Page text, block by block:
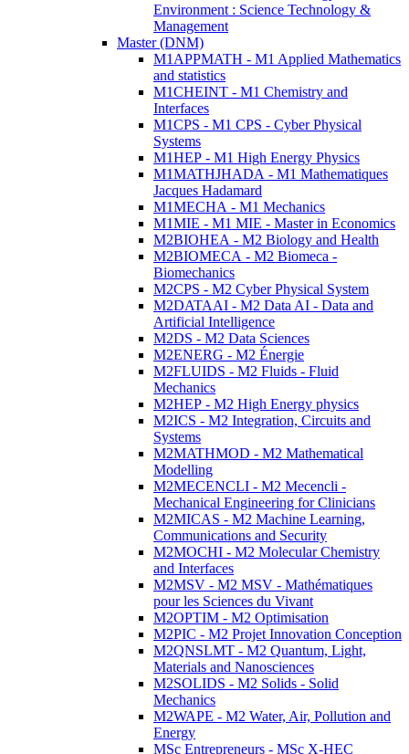
Environment : Science Technology &
Management
Master (DNM)
M1APPMATH - M1 Applied Mathematics
and statistics
M1CHEINT - M1 Chemistry and
Interfaces
M1CPS - M1 CPS - Cyber Physical
Systems
M1HEP - M1 High Energy Physics
M1MATHJHADA - M1 Mathematiques
Jacques Hadamard
M1MECHA - M1 Mechanics
M1MIE - M1 MIE - Master in Economics
M2BIOHEA - M2 Biology and Health
M2BIOMECA - M2 Biomeca -
Biomechanics
M2CPS - M2 Cyber Physical System
M2DATAAI - M2 Data AI - Data and
Artificial Intelligence
M2DS - M2 Data Sciences
M2ENERG - M2 Énergie
M2FLUIDS - M2 Fluids - Fluid
Mechanics
M2HEP - M2 High Energy physics
M2ICS - M2 Integration, Circuits and
Systems
M2MATHMOD - M2 Mathematical
Modelling
M2MECENCLI - M2 Mecencli -
Mechanical Engineering for Clinicians
M2MICAS - M2 Machine Learning,
Communications and Security
M2MOCHI - M2 Molecular Chemistry
and Interfaces
M2MSV - M2 MSV - Mathématiques
pour les Sciences du Vivant
M2OPTIM - M2 Optimisation
M2PIC - M2 Projet Innovation Conception
M2QNSLMT - M2 Quantum, Light,
Materials and Nanosciences
M2SOLIDS - M2 Solids - Solid
Mechanics
M2WAPE - M2 Water, Air, Pollution and
Energy
MSc Entrepreneurs - MSc X-HEC